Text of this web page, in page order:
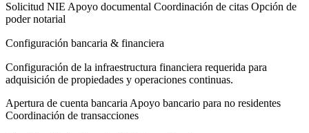
Solicitud NIE Apoyo documental Coordinación de citas Opción de
poder notarial
Configuración bancaria & financiera
Configuración de la infraestructura financiera requerida para
adquisición de propiedades y operaciones continuas.
Apertura de cuenta bancaria Apoyo bancario para no residentes
Coordinación de transacciones